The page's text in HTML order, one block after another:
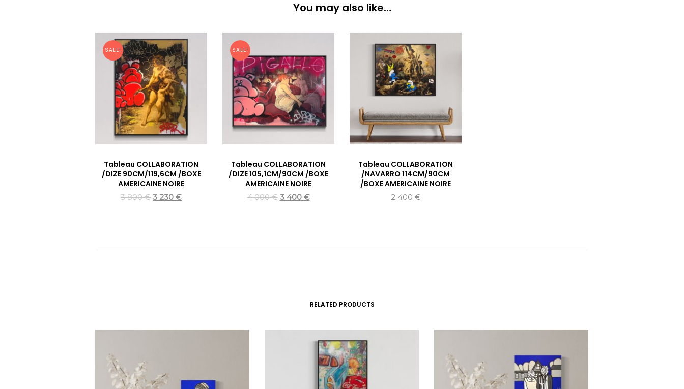
You may also like…
SALE!
Tableau COLLABORATION
/DIZE 90CM/119,6CM /BOXE
AMERICAINE NOIRE
3 800€ 3 230 €
SALE!
Tableau COLLABORATION
/DIZE 105,1CM/90CM /BOXE
AMERICAINE NOIRE
4 000€ 3 400 €
Tableau COLLABORATION
/NAVARRO 114CM/90CM
/BOXE AMERICAINE NOIRE
2 400 €
RELATED PRODUCTS